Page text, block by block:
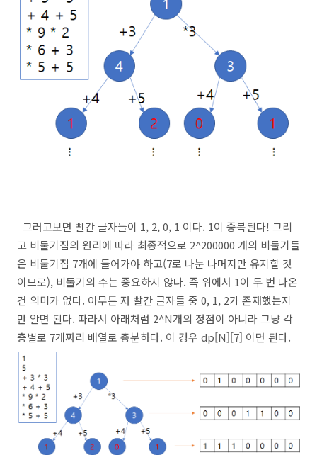
그러고보면 빨간 글자들이 1, 2, 0, 1 이다. 1이 중복된다! 그리
고 비둘기집의 원리에 따라 최종적으로 2^200000 개의 비둘기들
은 비둘기집 7개에 들어가야 하고(7로 나눈 나머지만 유지할 것
이므로), 비둘기의 수는 중요하지 않다. 즉 위에서 1이 두 번 나온
건 의미가 없다. 아무튼 저 빨간 글자들 중 0, 1, 2가 존재했는지
만 알면 된다. 따라서 아래처럼 2^N개의 정점이 아니라 그냥 각
층별로 7개짜리 배열로 충분하다. 이 경우 dp[N][7] 이면 된다.